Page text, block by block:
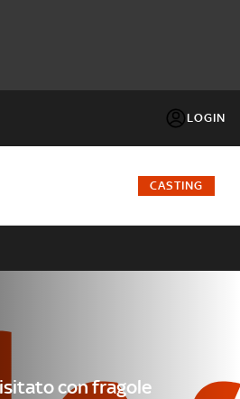
LOGIN
FACTOR
CASTING
con fragole